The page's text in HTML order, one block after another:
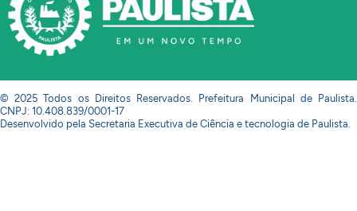
© 2025 Todos os Direitos Reservados. Prefeitura Municipal de Paulista.
CNPJ: 10.408.839/0001-17
Desenvolvido pela Secretaria Executiva de Ciência e tecnologia de Paulista.